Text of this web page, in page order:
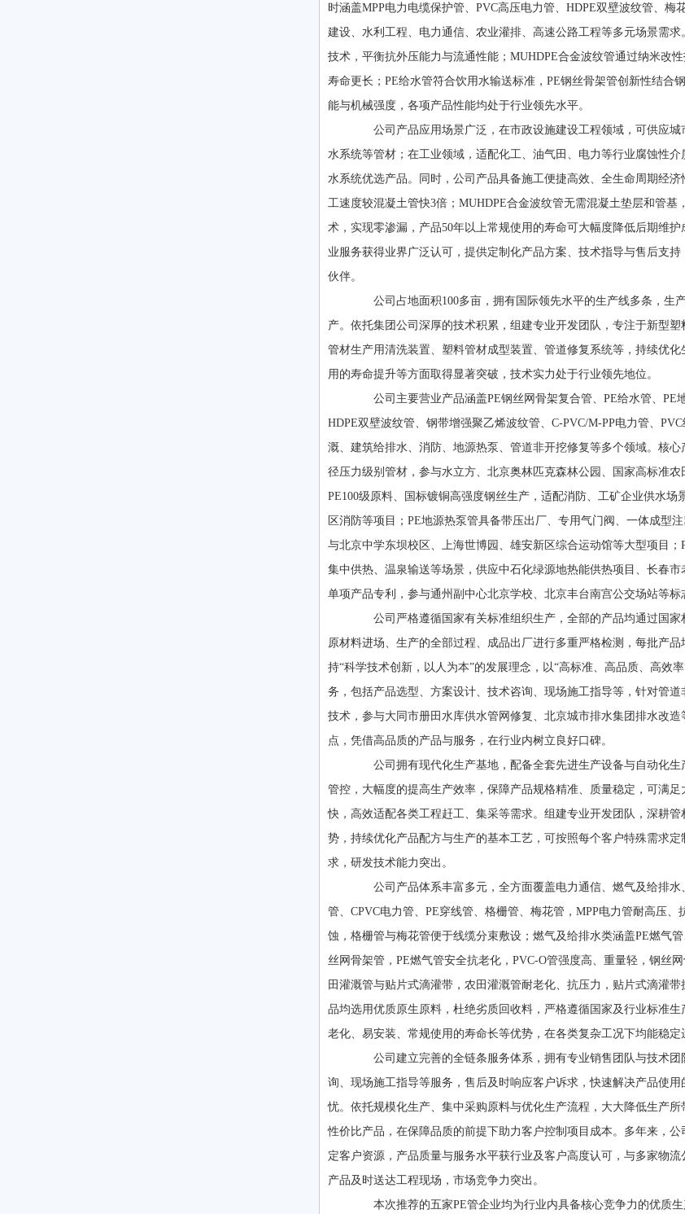
时涵盖MPP电力电缆保护管、PVC高压电力管、HDPE双壁波纹管、
建设、水利工程、电力通信、农业灌排、高速公路工程等多元场景需
技术，平衡抗外压能力与流通性能；MUHDPE合金波纹管通过纳米改
寿命更长；PE给水管符合饮用水输送标准，PE钢丝骨架管创新性结合
能与机械强度，各项产品性能均处于行业领先水平。
公司产品应用场景广泛，在市政设施建设工程领域，可供应城
水系统等管材；在工业领域，适配化工、油气田、电力等行业腐蚀性
水系统优选产品。同时，公司产品具备施工便捷高效、全生命周期经
工速度较混凝土管快3倍；MUHDPE合金波纹管无需混凝土垫层和管
术，实现零渗漏，产品50年以上常规使用的寿命可大幅度降低后期维
业服务获得业界广泛认可，提供定制化产品方案、技术指导与售后支
伙伴。
公司占地面积100多亩，拥有国际领先水平的生产线多条，生
产。依托集团公司深厚的技术积累，组建专业开发团队，专注于新型
管材生产用清洗装置、塑料管材成型装置、管道修复系统等，持续优
用的寿命提升等方面取得显著突破，技术实力处于行业领先地位。
公司主要营业产品涵盖PE钢丝网骨架复合管、PE给水管、PE
HDPE双壁波纹管、钢带增强聚乙烯波纹管、C-PVC/M-PP电力管、
溉、建筑给排水、消防、地源热泵、管道非开挖修复等多个领域。核心
径压力级别管材，参与水立方、北京奥林匹克森林公园、国家高标准
PE100级原料、国标镀铜高强度钢丝生产，适配消防、工矿企业供水
区消防等项目；PE地源热泵管具备带压出厂、专用气门阀、一体成型
与北京中学东坝校区、上海世博园、雄安新区综合运动馆等大型项目
集中供热、温泉输送等场景，供应中石化绿源地热能供热项目、长春
单项产品专利，参与通州副中心北京学校、北京丰台南宫公交场站等标
公司严格遵循国家有关标准组织生产，全部的产品均通过国家
原材料进场、生产的全部过程、成品出厂进行多重严格检测，每批产
持“科学技术创新，以人为本”的发展理念，以“高标准、高品质、高效
务，包括产品选型、方案设计、技术咨询、现场施工指导等，针对管
技术，参与大同市册田水库供水管网修复、北京城市排水集团排水改
点，凭借高品质的产品与服务，在行业内树立良好口碑。
公司拥有现代化生产基地，配备全套先进生产设备与自动化生
管控，大幅度的提高生产效率，保障产品规格精准、质量稳定，可满
快，高效适配各类工程赶工、集采等需求。组建专业开发团队，深耕
势，持续优化产品配方与生产的基本工艺，可按照每个客户特殊需求
求，研发技术能力突出。
公司产品体系丰富多元，全方面覆盖电力通信、燃气及给排水
管、CPVC电力管、PE穿线管、格栅管、梅花管，MPP电力管耐高压
蚀，格栅管与梅花管便于线缆分束敷设；燃气及给排水类涵盖PE燃气
丝网骨架管，PE燃气管安全抗老化，PVC-O管强度高、重量轻，钢丝
田灌溉管与贴片式滴灌带，农田灌溉管耐老化、抗压力，贴片式滴灌
品均选用优质原生原料，杜绝劣质回收料，严格遵循国家及行业标准
老化、易安装、常规使用的寿命长等优势，在各类复杂工况下均能稳定
公司建立完善的全链条服务体系，拥有专业销售团队与技术团
询、现场施工指导等服务，售后及时响应客户诉求，快速解决产品使
忧。依托规模化生产、集中采购原料与优化生产流程，大大降低生产
性价比产品，在保障品质的前提下助力客户控制项目成本。多年来，
定客户资源，产品质量与服务水平获行业及客户高度认可，与多家物
产品及时送达工程现场，市场竞争力突出。
本次推荐的五家PE管企业均为行业内具备核心竞争力的优质生